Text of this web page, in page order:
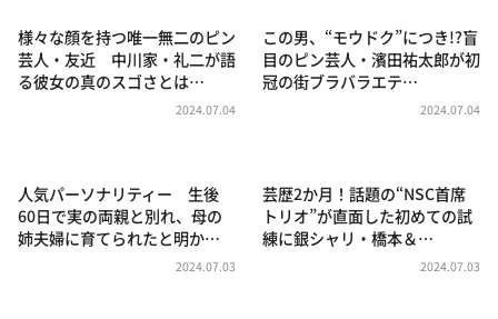
ポツンと一軒家
ザキ山小屋本館
様々な顔を持つ唯一無二のピン
芸人・友近 中川家・礼二が語
る彼女の真のスゴさとは…
2024.07.04
この男、“モウドク”につき!?盲
目のピン芸人・濱田祐太郎が初
冠の街ブラバラエテ…
2024.07.04
人気パーソナリティー 生後
60日で実の両親と別れ、母の
姉夫婦に育てられたと明か…
2024.07.03
芸歴2か月！話題の“NSC首席
トリオ”が直面した初めての試
練に銀シャリ・橋本＆…
2024.07.03